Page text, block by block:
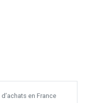
d’achats en France